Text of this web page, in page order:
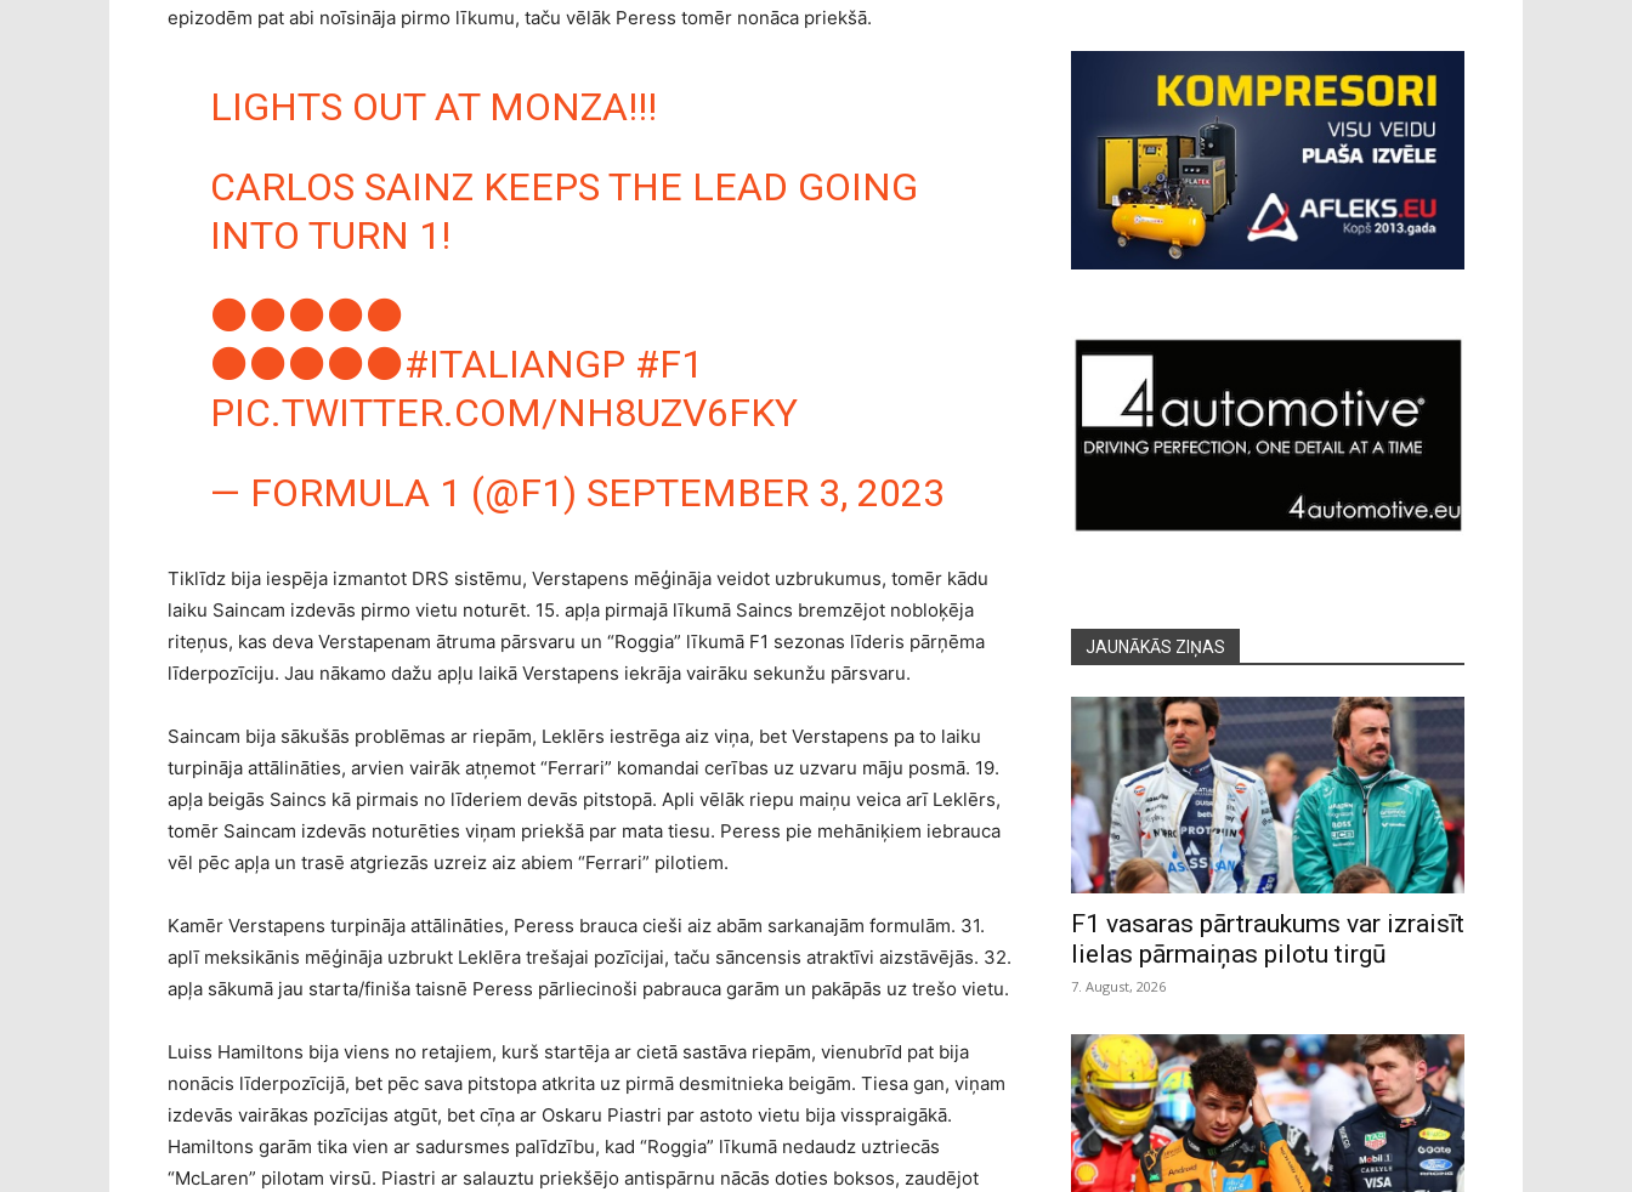
epizodēm pat abi noīsināja pirmo līkumu, taču vēlāk Peress tomēr nonāca priekšā.
LIGHTS OUT AT MONZA!!!
CARLOS SAINZ KEEPS THE LEAD GOING
INTO TURN 1!
⚫️⚫️⚫️⚫️⚫️
⚫️⚫️⚫️⚫️⚫️#ITALIANGP #F1
PIC.TWITTER.COM/NH8UZV6FKY
— FORMULA 1 (@F1) SEPTEMBER 3, 2023
Tiklīdz bija iespēja izmantot DRS sistēmu, Verstapens mēģināja veidot uzbrukumus, tomēr kādu
laiku Saincam izdevās pirmo vietu noturēt. 15. apļa pirmajā līkumā Saincs bremzējot nobloķēja
riteņus, kas deva Verstapenam ātruma pārsvaru un “Roggia” līkumā F1 sezonas līderis pārņēma
līderpozīciju. Jau nākamo dažu apļu laikā Verstapens iekrāja vairāku sekunžu pārsvaru.
Saincam bija sākušās problēmas ar riepām, Leklērs iestrēga aiz viņa, bet Verstapens pa to laiku
turpināja attālināties, arvien vairāk atņemot “Ferrari” komandai cerības uz uzvaru māju posmā. 19.
apļa beigās Saincs kā pirmais no līderiem devās pitstopā. Apli vēlāk riepu maiņu veica arī Leklērs,
tomēr Saincam izdevās noturēties viņam priekšā par mata tiesu. Peress pie mehāniķiem iebrauca
vēl pēc apļa un trasē atgriezās uzreiz aiz abiem “Ferrari” pilotiem.
Kamēr Verstapens turpināja attālināties, Peress brauca cieši aiz abām sarkanajām formulām. 31.
aplī meksikānis mēģināja uzbrukt Leklēra trešajai pozīcijai, taču sāncensis atraktīvi aizstāvējās. 32.
apļa sākumā jau starta/finiša taisnē Peress pārliecinoši pabrauca garām un pakāpās uz trešo vietu.
Luiss Hamiltons bija viens no retajiem, kurš startēja ar cietā sastāva riepām, vienubrīd pat bija
nonācis līderpozīcijā, bet pēc sava pitstopa atkrita uz pirmā desmitnieka beigām. Tiesa gan, viņam
izdevās vairākas pozīcijas atgūt, bet cīņa ar Oskaru Piastri par astoto vietu bija visspraigākā.
Hamiltons garām tika vien ar sadursmes palīdzību, kad “Roggia” līkumā nedaudz uztriecās
“McLaren” pilotam virsū. Piastri ar salauztu priekšējo antispārnu nācās doties boksos, zaudējot
JAUNĀKĀS ZIŅAS
F1 vasaras pārtraukums var izraisīt
lielas pārmaiņas pilotu tirgū
7. August, 2026